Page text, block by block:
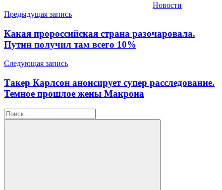
Новости
Навигация
по
записям
Предыдущая запись
Какая пророссийская страна разочаровала.
Путин получил там всего 10%
Следующая запись
Такер Карлсон анонсирует супер расследование.
Темное прошлое жены Макрона
Найти: